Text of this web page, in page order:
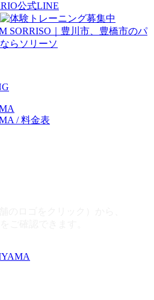
SORRISO｜豊川市、豊橋市のパ
らソリーソ
/ 料金表